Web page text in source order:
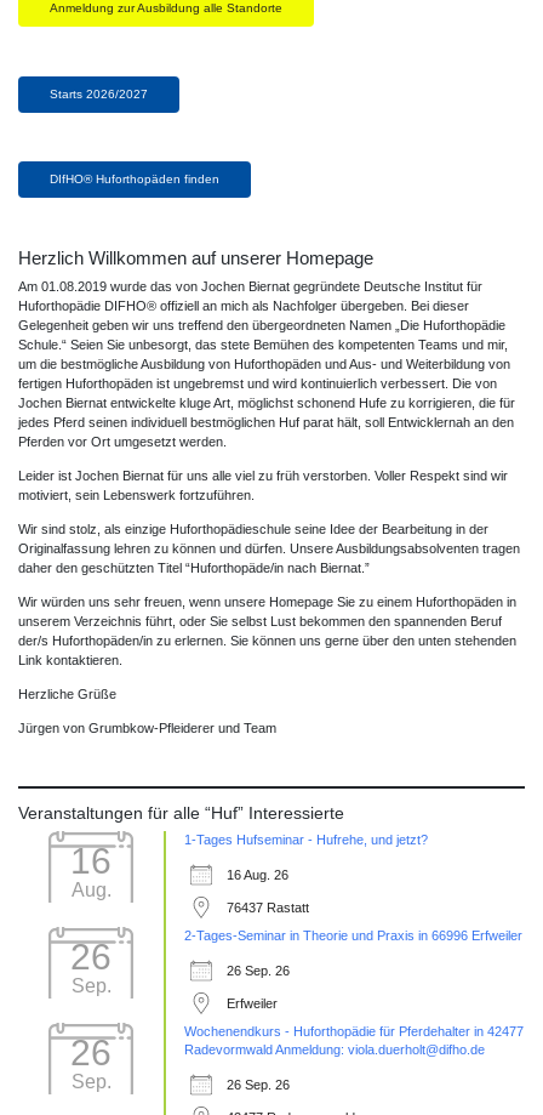
Anmeldung zur Ausbildung alle Standorte
Starts 2026/2027
DIfHO® Huforthopäden finden
Herzlich Willkommen auf unserer Homepage
Am 01.08.2019 wurde das von Jochen Biernat gegründete Deutsche Institut für
Huforthopädie DIFHO® offiziell an mich als Nachfolger übergeben. Bei dieser
Gelegenheit geben wir uns treffend den übergeordneten Namen „Die Huforthopädie
Schule.“ Seien Sie unbesorgt, das stete Bemühen des kompetenten Teams und mir,
um die bestmögliche Ausbildung von Huforthopäden und Aus- und Weiterbildung von
fertigen Huforthopäden ist ungebremst und wird kontinuierlich verbessert. Die von
Jochen Biernat entwickelte kluge Art, möglichst schonend Hufe zu korrigieren, die für
jedes Pferd seinen individuell bestmöglichen Huf parat hält, soll Entwicklernah an den
Pferden vor Ort umgesetzt werden.
Leider ist Jochen Biernat für uns alle viel zu früh verstorben. Voller Respekt sind wir
motiviert, sein Lebenswerk fortzuführen.
Wir sind stolz, als einzige Huforthopädieschule seine Idee der Bearbeitung in der
Originalfassung lehren zu können und dürfen. Unsere Ausbildungsabsolventen tragen
daher den geschützten Titel “Huforthopäde/in nach Biernat.”
Wir würden uns sehr freuen, wenn unsere Homepage Sie zu einem Huforthopäden in
unserem Verzeichnis führt, oder Sie selbst Lust bekommen den spannenden Beruf
der/s Huforthopäden/in zu erlernen. Sie können uns gerne über den unten stehenden
Link kontaktieren.
Herzliche Grüße
Jürgen von Grumbkow-Pfleiderer und Team
Veranstaltungen für alle “Huf” Interessierte
16
Aug.
1-Tages Hufseminar - Hufrehe, und jetzt?
16 Aug. 26
76437 Rastatt
26
Sep.
2-Tages-Seminar in Theorie und Praxis in 66996 Erfweiler
26 Sep. 26
Erfweiler
26
Sep.
Wochenendkurs - Huforthopädie für Pferdehalter in 42477
Radevormwald Anmeldung: viola.duerholt@difho.de
26 Sep. 26